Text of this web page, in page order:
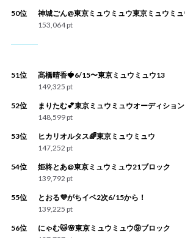
50位
神城ごん@東京ミュウミュウ東京ミュウミ
153,064 pt
51位
髙橋晴香🍓6/15〜東京ミュウミュウ13
149,325 pt
52位
まりたむ💕東京ミュウミュウオーディション
148,599 pt
53位
ヒカリオルタス🌈東京ミュウミュウ
147,252 pt
54位
姫柊とあ@東京ミュウミュウ21ブロック
139,792 pt
55位
とおる💜がちイベ2次6/15から！
139,225 pt
56位
にゃむ🐱🌸東京ミュウミュウ⑨ブロック